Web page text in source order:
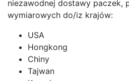
niezawodnej dostawy paczek,
wymiarowych do/iz krajów:
USA
Hongkong
Chiny
Tajwan